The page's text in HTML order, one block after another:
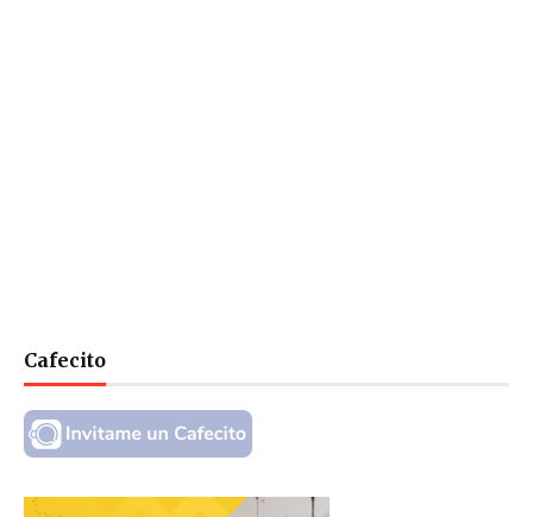
Cafecito